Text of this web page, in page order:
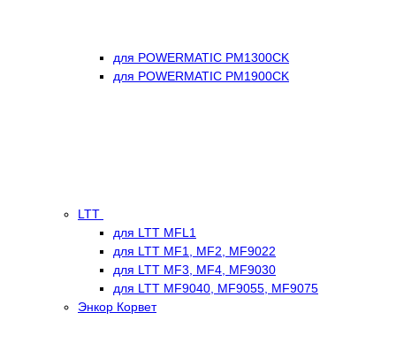
для POWERMATIC PM1300CK
для POWERMATIC PM1900CK
LTT
для LTT MFL1
для LTT MF1, MF2, MF9022
для LTT MF3, MF4, MF9030
для LTT MF9040, MF9055, MF9075
Энкор Корвет